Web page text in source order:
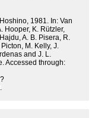
1981. In: Van
Hooper, K. Rützler,
A. B. Pisera, R.
M. Kelly, J.
and J. L.
Accessed through: